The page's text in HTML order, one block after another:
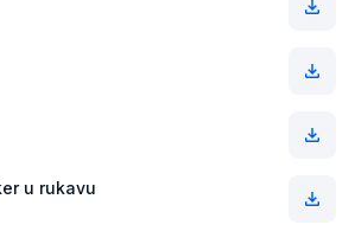
u rukavu